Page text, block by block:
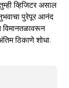
व्हिजिटर असाल
पुरेपूर आनंद
विमानतळावरून
ठिकाणे शोधा.